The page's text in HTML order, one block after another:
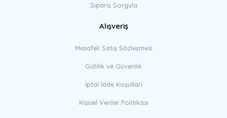
Sipariş Sorgula
Alışveriş
Mesafeli Satış Sözleşmesi
Gizlilik ve Güvenlik
İptal İade Koşullari
Kişisel Veriler Politikası